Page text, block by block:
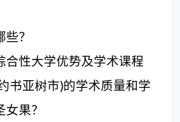
？
合性大学优势及学术课程
书亚树市)的学术质量和学
果？